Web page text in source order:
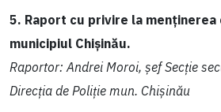
5. Raport cu privire la
municipiul Chișinău.
Raportor: Andrei Moroi, șef Secție
Direcția de Poliție mun. Chișinău